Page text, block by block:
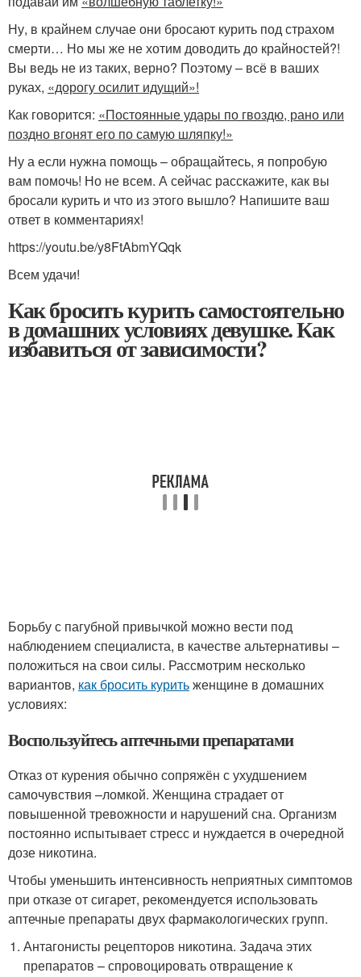
Ну, в крайнем случае они бросают курить под страхом
смерти… Но мы же не хотим доводить до крайностей?!
Вы ведь не из таких, верно? Поэтому – всё в ваших
руках, «дорогу осилит идущий»!
Как говорится: «Постоянные удары по гвоздю, рано или
поздно вгонят его по самую шляпку!»
Ну а если нужна помощь – обращайтесь, я попробую
вам помочь! Но не всем. А сейчас расскажите, как вы
бросали курить и что из этого вышло? Напишите ваш
ответ в комментариях!
https://youtu.be/y8FtAbmYQqk
Всем удачи!
Как бросить курить самостоятельно
в домашних условиях девушке. Как
избавиться от зависимости?
Борьбу с пагубной привычкой можно вести под
наблюдением специалиста, в качестве альтернативы –
положиться на свои силы. Рассмотрим несколько
вариантов, как бросить куритьженщине в домашних
условиях:
Воспользуйтесь аптечными препаратами
Отказ от курения обычно сопряжён с ухудшением
самочувствия –ломкой. Женщина страдает от
повышенной тревожности и нарушений сна. Организм
постоянно испытывает стресс и нуждается в очередной
дозе никотина.
Чтобы уменьшить интенсивность неприятных симптомов
при отказе от сигарет, рекомендуется использовать
аптечные препараты двух фармакологических групп.
Антагонисты рецепторов никотина. Задача этих
препаратов – спровоцировать отвращение к